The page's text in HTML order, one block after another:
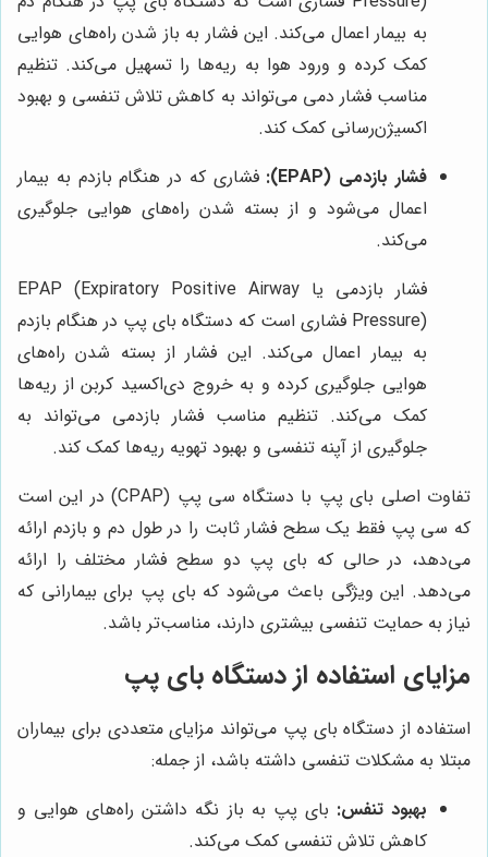
به بیمار اعمال می‌کند. این فشار به باز شدن راه‌های هوایی
کمک کرده و ورود هوا به ریه‌ها را تسهیل می‌کند. تنظیم
مناسب فشار دمی می‌تواند به کاهش تلاش تنفسی و بهبود
اکسیژن‌رسانی کمک کند.
فشار بازدمی (EPAP):
فشاری که در هنگام بازدم به بیمار
اعمال می‌شود و از بسته شدن راه‌های هوایی جلوگیری
می‌کند.
فشار بازدمی یا EPAP (Expiratory Positive Airway
Pressure) فشاری است که دستگاه بای پپ در هنگام بازدم
به بیمار اعمال می‌کند. این فشار از بسته شدن راه‌های
هوایی جلوگیری کرده و به خروج دی‌اکسید کربن از ریه‌ها
کمک می‌کند. تنظیم مناسب فشار بازدمی می‌تواند به
جلوگیری از آپنه تنفسی و بهبود تهویه ریه‌ها کمک کند.
تفاوت اصلی بای پپ با دستگاه سی پپ (CPAP) در این است
که سی پپ فقط یک سطح فشار ثابت را در طول دم و بازدم ارائه
می‌دهد، در حالی که بای پپ دو سطح فشار مختلف را ارائه
می‌دهد. این ویژگی باعث می‌شود که بای پپ برای بیمارانی که
نیاز به حمایت تنفسی بیشتری دارند، مناسب‌تر باشد.
مزایای استفاده از دستگاه بای پپ
استفاده از دستگاه بای پپ می‌تواند مزایای متعددی برای بیماران
مبتلا به مشکلات تنفسی داشته باشد، از جمله:
بهبود تنفس: بای پپ به باز نگه داشتن راه‌های هوایی و
کاهش تلاش تنفسی کمک می‌کند.